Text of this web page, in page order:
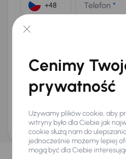
Telefon *
E-mail
Na numer telefonu
Wyślij
ani zagwarantowaną dostępnością pojazdu.
Dopraváků 874/15, Čimice, 184 00 Praga 8,
Twoje dane osobowe zgodnie z zasadami
osobowych
Wybraliśmy
Cenimy
prywatność
Używamy plików cookie, aby
witryny było dla Ciebie jak
cookie służą nam do
jednocześnie możemy lepiej
mogą być dla Ciebie